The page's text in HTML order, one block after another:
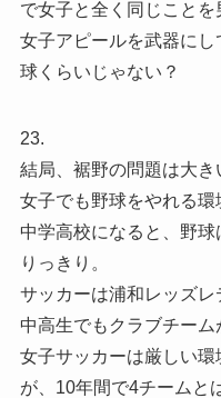
で女子と全く同じことを
女子アピールを武器に
球くらいじゃない？
23.
結局、裾野の問題は大き
女子でも野球をやれる環
中学高校になると、野
りっきり。
サッカーは浦和レッズ
中高生でもクラブチーム
女子サッカーは厳しい
が、10年間で4チームと